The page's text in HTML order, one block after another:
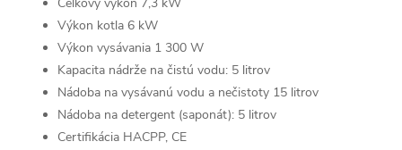
Celkový výkon 7,3 kW
Výkon kotla 6 kW
Výkon vysávania 1 300 W
Kapacita nádrže na čistú vodu: 5 litrov
Nádoba na vysávanú vodu a nečistoty 15 litrov
Nádoba na detergent (saponát): 5 litrov
Certifikácia HACPP, CE